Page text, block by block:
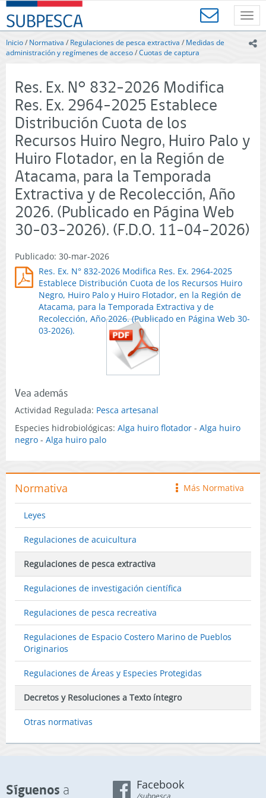
Contenido
principal
SUBPESCA
-
Subsecretaría
de
Acuicultura
Gobierno
de
Chile
Inicio/ Normativa / Regulaciones de pesca extractiva / Medidas de
administración y regímenes de acceso/Cuotas de captura
Res. Ex. N° 832-2026 Modifica
Res. Ex. 2964-2025 Establece
Distribución Cuota de los
Recursos Huiro Negro, Huiro Palo y
Huiro Flotador, en la Región de
Atacama, para la Temporada
Extractiva y de Recolección, Año
2026. (Publicado en Página Web
30-03-2026). (F.D.O. 11-04-2026)
Publicado: 30-mar-2026
Res. Ex. N° 832-2026 Modifica Res. Ex. 2964-2025
Establece Distribución Cuota de los Recursos Huiro
Negro, Huiro Palo y Huiro Flotador, en la Región de
Atacama, para la Temporada Extractiva y de
Recolección, Año 2026. (Publicado en Página Web 30-
03-2026).
Vea además
Actividad Regulada: Pesca artesanal
Especies hidrobiológicas: Alga huiro flotador - Alga huiro
negro - Alga huiro palo
icono
Más Normativa
Normativa
Leyes
Regulaciones de acuicultura
Regulaciones de pesca extractiva
Regulaciones de investigación científica
Regulaciones de pesca recreativa
Regulaciones de Espacio Costero Marino de Pueblos
Originarios
Regulaciones de Áreas y Especies Protegidas
Decretos y Resoluciones a Texto íntegro
Otras normativas
Síguenos a
Facebook
/subpesca